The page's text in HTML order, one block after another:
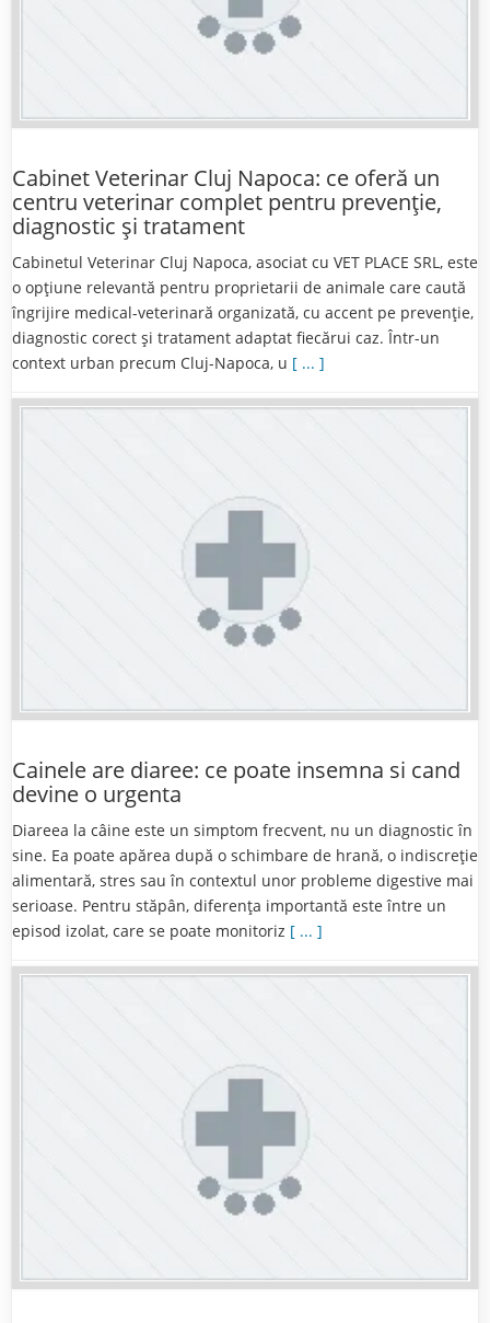
Cabinet Veterinar Cluj Napoca: ce oferă un
centru veterinar complet pentru prevenție,
diagnostic și tratament
Cabinetul Veterinar Cluj Napoca, asociat cu VET PLACE SRL, este
o opțiune relevantă pentru proprietarii de animale care caută
îngrijire medical-veterinară organizată, cu accent pe prevenție,
diagnostic corect și tratament adaptat fiecărui caz. Într-un
context urban precum Cluj-Napoca, u [ ... ]
Cainele are diaree: ce poate insemna si cand
devine o urgenta
Diareea la câine este un simptom frecvent, nu un diagnostic în
sine. Ea poate apărea după o schimbare de hrană, o indiscreție
alimentară, stres sau în contextul unor probleme digestive mai
serioase. Pentru stăpân, diferența importantă este între un
episod izolat, care se poate monitoriz [ ... ]